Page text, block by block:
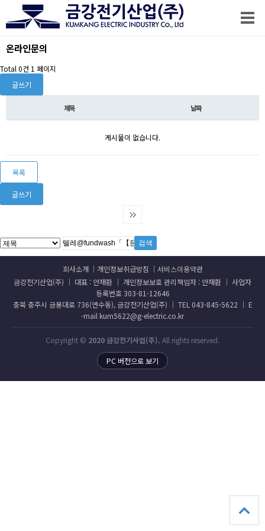
온라인문의
Total 0건 1 페이지
글쓰기
제목 날짜
게시물이 없습니다.
목록
글쓰기
회사소개 개인정보취급방침
서비스이용약관
금강전기산업(주) │ 대표 : 안재환 │ 개인정보보호 관리책임자 : 안재환 │ 사업자
등록번호 303-81-12646
충북 충주시 금봉대로 736(연수동), 금강전기산업(주) │ TEL 043-845-5622 │ E
-mail kum5622@g-electric.co.kr
Copyright © 2020 금강전기사업(주). All rights reserved.
PC 버전으로 보기